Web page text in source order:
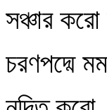
সঞ্চার
চরণপদ্মে